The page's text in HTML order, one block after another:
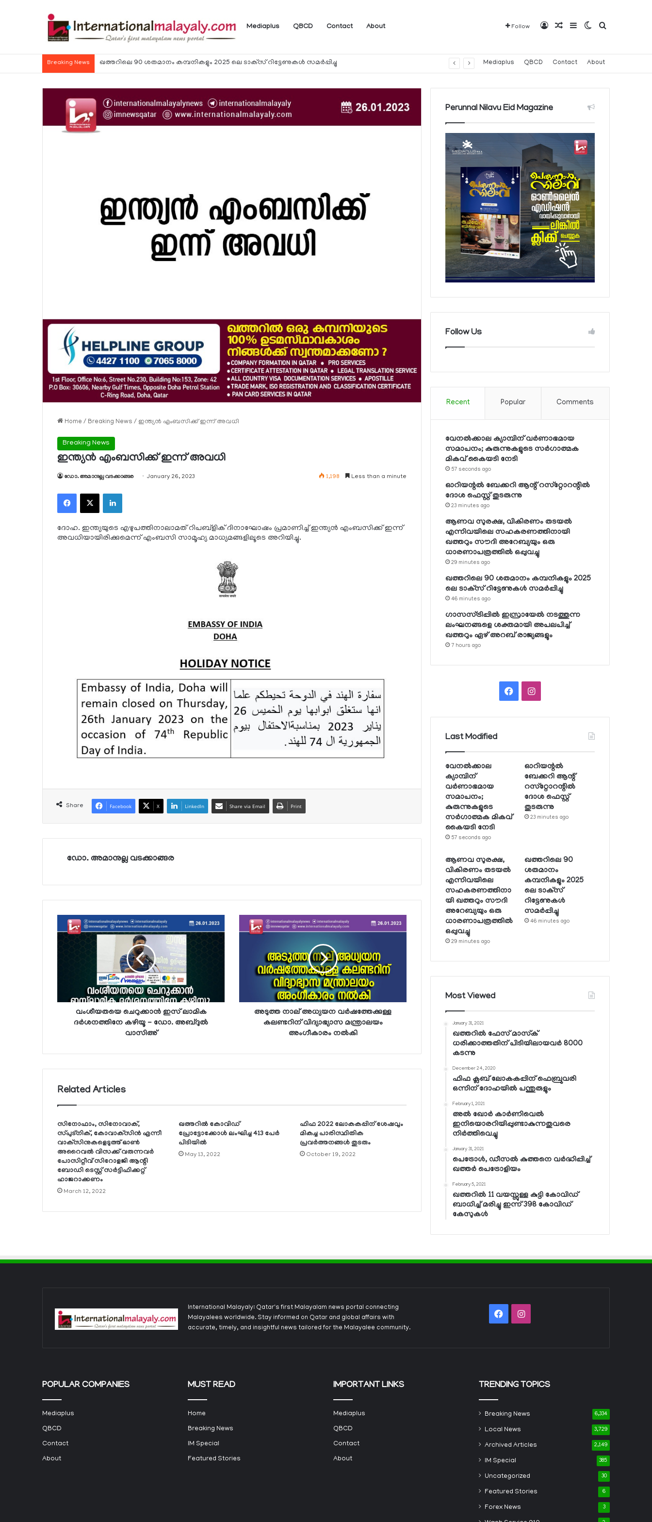
Mediaplus QBCD Contact About Follow Log InRandom Article
SidebarSwitch skin
Search for
Breaking News ഹോര്‍മുസ് കടലിടുക്ക് ഉടന്‍ തുറന്നേക്കും Mediaplus QBCD Contact About
Home / Breaking News / ഇന്ത്യന്‍ എംബസിക്ക് ഇന്ന് അവധി
Breaking News
ഇന്ത്യന്‍ എംബസിക്ക് ഇന്ന് അവധി
ഡോ. അമാനുല്ല വടക്കാങ്ങര January 26, 2023 1,198 Less than a minute
Facebook
X LinkedIn
ദോഹ. ഇന്ത്യയുടെ എഴുപത്തിനാലാമത് റിപബ്‌ളിക് ദിനാഘോഷം പ്രമാണിച്ച് ഇന്ത്യന്‍ എംബസിക്ക് ഇന്ന്
അവധിയായിരിക്കുമെന്ന് എംബസി സാമൂഹ്യ മാധ്യമങ്ങളിലൂടെ അറിയിച്ചു.
Share Facebook X LinkedIn Share via Email Print
ഡോ. അമാനുല്ല വടക്കാങ്ങര
വംശീയതയെ ചെറുക്കാന്‍ ഇസ് ലാമിക
ദര്‍ശനത്തിനേ കഴിയൂ - ഡോ. അബ്ദുല്‍
വാസിഅ്
അടുത്ത നാല് അധ്യയന വര്‍ഷത്തേക്കുള്ള
കലണ്ടറിന് വിദ്യാഭ്യാസ മന്ത്രാലയം
അംഗീകാരം നല്‍കി
Related Articles
സിനോഫാം, സിനോവാക്,
സ്പുട്‌നിക്, കോവാക്‌സിന്‍ എന്നീ
വാക്‌സിനുകളെടുത്ത് ഓണ്‍
അറൈവല്‍ വിസക്ക് വരുന്നവര്‍
പോസിറ്റീവ് സിറോളജി ആന്റി
ബോഡി ടെസ്റ്റ് സര്‍ട്ടിഫിക്കറ്റ്
ഹാജറാക്കണം
March 12, 2022
ഖത്തറില്‍ കോവിഡ്
പ്രോട്ടോക്കോള്‍ ലംഘിച്ച 413 പേര്‍
പിടിയില്‍
May 13, 2022
ഫിഫ 2022 ലോകകപ്പിന് ശേഷവും
മികച്ച പാരിസ്ഥിതിക
പ്രവര്‍ത്തനങ്ങള്‍ തുടരും
October 19, 2022
Perunnal Nilavu Eid Magazine
Follow Us
Recent Popular Comments
വേനല്‍ക്കാല ക്യാമ്പിന് വര്‍ണാഭമായ
സമാപനം; കുരുന്നുകളുടെ സര്‍ഗാത്മക
മികവ് കൈയടി നേടി
57 seconds ago
ഓറിയന്റല്‍ ബേക്കറി ആന്റ് റസ്‌റ്റോറന്റില്‍
ദോശ ഫെസ്റ്റ് തുടരുന്നു
23 minutes ago
ആണവ സുരക്ഷ, വികിരണം തടയല്‍
എന്നിവയിലെ സഹകരണത്തിനായി
ഖത്തറും സൗദി അറേബ്യയും ഒരു
ധാരണാപത്രത്തില്‍ ഒപ്പുവച്ചു
29 minutes ago
ഖത്തറിലെ 90 ശതമാനം കമ്പനികളും 2025
ലെ ടാക്‌സ് റിട്ടേണുകള്‍ സമര്‍പ്പിച്ചു
46 minutes ago
ഗാസസ്ട്രിപ്പില്‍ ഇസ്രായേല്‍ നടത്തുന്ന
ലംഘനങ്ങളെ ശക്തമായി അപലപിച്ച്
ഖത്തറും ഏഴ് അറബ് രാജ്യങ്ങളും
7 hours ago
FacebookInstagram
Last Modified
വേനല്‍ക്കാല
ക്യാമ്പിന്
വര്‍ണാഭമായ
സമാപനം;
കുരുന്നുകളുടെ
സര്‍ഗാത്മക മികവ്
കൈയടി നേടി
57 seconds ago
ഓറിയന്റല്‍
ബേക്കറി ആന്റ്
റസ്‌റ്റോറന്റില്‍
ദോശ ഫെസ്റ്റ്
തുടരുന്നു
23 minutes ago
ആണവ സുരക്ഷ,
വികിരണം തടയല്‍
എന്നിവയിലെ
സഹകരണത്തിനാ
യി ഖത്തറും സൗദി
അറേബ്യയും ഒരു
ധാരണാപത്രത്തില്‍
ഒപ്പുവച്ചു
29 minutes ago
ഖത്തറിലെ 90
ശതമാനം
കമ്പനികളും 2025
ലെ ടാക്‌സ്
റിട്ടേണുകള്‍
സമര്‍പ്പിച്ചു
46 minutes ago
Most Viewed
January 31, 2021
ഖത്തറില്‍ ഫേസ് മാസ്‌ക്
ധരിക്കാത്തതിന് പിടിയിലായവര്‍ 8000
കടന്നു
December 24, 2020
ഫിഫ ക്ലബ് ലോകകപ്പിന് ഫെബ്രുവരി
ഒന്നിന് ദോഹയില്‍ പന്തുരുളും
February 1, 2021
അല്‍ ഖോര്‍ കാര്‍ണിവെല്‍
ഇനിയൊരറിയിപ്പുണ്ടാകുന്നതുവരെ
നിര്‍ത്തിവെച്ചു
January 31, 2021
പെട്രോള്‍, ഡീസല്‍ കുത്തനെ വര്‍ദ്ധിപ്പിച്ച്
ഖത്തര്‍ പെട്രോളിയം
February 5, 2021
ഖത്തറില്‍ 11 വയസ്സുള്ള കുട്ടി കോവിഡ്
ബാധിച്ച് മരിച്ചു ഇന്ന് 398 കോവിഡ്
കേസുകള്‍
International Malayaly: Qatar's first Malayalam news portal connecting
Malayalees worldwide. Stay informed on Qatar and global affairs with
accurate, timely, and insightful news tailored for the Malayalee community.
FacebookInstagram
POPULAR COMPANIES
Mediaplus
QBCD
Contact
About
MUST READ
Home
Breaking News
IM Special
Featured Stories
IMPORTANT LINKS
Mediaplus
QBCD
Contact
About
TRENDING TOPICS
Breaking News 6,334
Local News 3,729
Archived Articles 2,149
IM Special 385
Uncategorized 30
Featured Stories 6
Forex News 3